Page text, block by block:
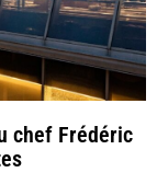
chef Frédéric